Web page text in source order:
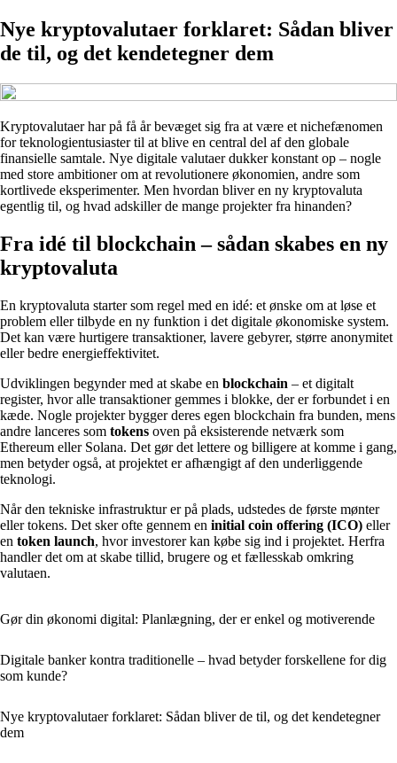
Nye kryptovalutaer forklaret: Sådan bliver
de til, og det kendetegner dem
Kryptovalutaer har på få år bevæget sig fra at være et nichefænomen
for teknologientusiaster til at blive en central del af den globale
finansielle samtale. Nye digitale valutaer dukker konstant op – nogle
med store ambitioner om at revolutionere økonomien, andre som
kortlivede eksperimenter. Men hvordan bliver en ny kryptovaluta
egentlig til, og hvad adskiller de mange projekter fra hinanden?
Fra idé til blockchain – sådan skabes en ny
kryptovaluta
En kryptovaluta starter som regel med en idé: et ønske om at løse et
problem eller tilbyde en ny funktion i det digitale økonomiske system.
Det kan være hurtigere transaktioner, lavere gebyrer, større anonymitet
eller bedre energieffektivitet.
Udviklingen begynder med at skabe en blockchain – et digitalt
register, hvor alle transaktioner gemmes i blokke, der er forbundet i en
kæde. Nogle projekter bygger deres egen blockchain fra bunden, mens
andre lanceres som tokens oven på eksisterende netværk som
Ethereum eller Solana. Det gør det lettere og billigere at komme i gang,
men betyder også, at projektet er afhængigt af den underliggende
teknologi.
Når den tekniske infrastruktur er på plads, udstedes de første mønter
eller tokens. Det sker ofte gennem en initial coin offering (ICO) eller
en token launch, hvor investorer kan købe sig ind i projektet. Herfra
handler det om at skabe tillid, brugere og et fællesskab omkring
valutaen.
Gør din økonomi digital: Planlægning, der er enkel og motiverende
Digitale banker kontra traditionelle – hvad betyder forskellene for dig
som kunde?
Nye kryptovalutaer forklaret: Sådan bliver de til, og det kendetegner
dem